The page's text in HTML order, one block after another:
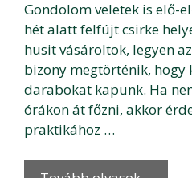
Gondolom veletek is elő-
hét alatt felfújt csirke
husit vásároltok, legyen
bizony megtörténik, hogy
darabokat kapunk. Ha
órákon át főzni, akkor
praktikához …